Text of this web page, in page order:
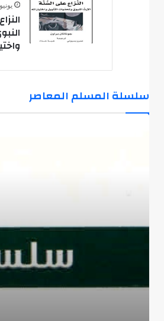
يونيو 1, 2023
سلسلة المسلم المعاصر